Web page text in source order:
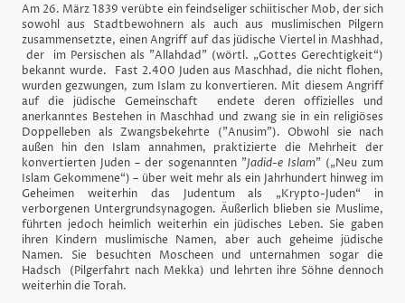
Am 26. März 1839 verübte ein feindseliger schiitischer Mob, der sich
sowohl aus Stadtbewohnern als auch aus muslimischen Pilgern
zusammensetzte, einen Angriff auf das jüdische Viertel in Mashhad,
der im Persischen als "Allahdad" (wörtl. „Gottes Gerechtigkeit“)
bekannt wurde. Fast 2.400 Juden aus Maschhad, die nicht flohen,
wurden gezwungen, zum Islam zu konvertieren. Mit diesem Angriff
auf die jüdische Gemeinschaft endete deren offizielles und
anerkanntes Bestehen in Maschhad und zwang sie in ein religiöses
Doppelleben als Zwangsbekehrte ("Anusim"). Obwohl sie nach
außen hin den Islam annahmen, praktizierte die Mehrheit der
konvertierten Juden – der sogenannten "Jadid-e Islam" („Neu zum
Islam Gekommene“) – über weit mehr als ein Jahrhundert hinweg im
Geheimen weiterhin das Judentum als „Krypto-Juden“ in
verborgenen Untergrundsynagogen. Äußerlich blieben sie Muslime,
führten jedoch heimlich weiterhin ein jüdisches Leben. Sie gaben
ihren Kindern muslimische Namen, aber auch geheime jüdische
Namen. Sie besuchten Moscheen und unternahmen sogar die
Hadsch (Pilgerfahrt nach Mekka) und lehrten ihre Söhne dennoch
weiterhin die Torah.